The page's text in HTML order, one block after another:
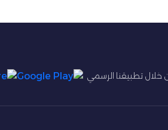
خلال تطبيقنا الرسمي